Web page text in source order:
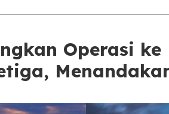
Operasi